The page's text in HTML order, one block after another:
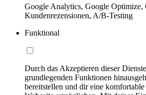
Google Analytics, Google Optimize,
Kundenrezensionen, A/B-Testing
Funktional
Durch das Akzeptieren dieser
grundlegenden Funktionen
bereitstellen und dir eine